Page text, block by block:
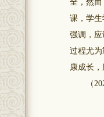
全，然而
课，学生
强调，
过程尤
康成长
（